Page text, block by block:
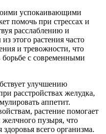
успокаивающими
помочь при стрессах и
расслаблению и
этого растения часто
и тревожности, что
борьбе с современными
улучшению
расстройствах желудка,
аппетит.
растение помогает
пузыря, что
всего организма.